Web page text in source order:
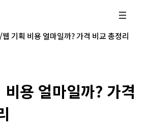
기획 비용 얼마일까? 가격 비교 총정리
용 얼마일까? 가격